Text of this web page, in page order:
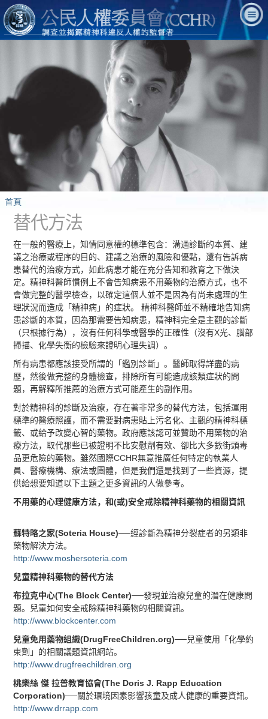
首頁
替代方法
在一般的醫療上，知情同意權的標準包含：溝通診斷的本質、建
議之治療或程序的目的、建議之治療的風險和優點，還有告訴病
患替代的治療方式，如此病患才能在充分告知和教育之下做決
定。精神科醫師慣例上不會告知病患不用藥物的治療方式，也不
會做完整的醫學檢查，以確定這個人並不是因為有尚未處理的生
理狀況而造成「精神病」的症狀。
精神科醫師並不精確地告知病
患診斷的本質，因為那需要告知病患，精神科完全是主觀的診斷
（只根據行為），沒有任何科學或醫學的正確性（沒有X光、腦部
掃描、化學失衡的檢驗來證明心理失調）。
所有病患都應該接受所謂的「鑑別診斷」。醫師取得詳盡的病
歷，然後做完整的身體檢查，排除所有可能造成該類症狀的問
題，再解釋所推薦的治療方式可能產生的副作用。
對於精神科的診斷及治療，存在著非常多的替代方法，包括運用
標準的醫療照護，而不需要對病患貼上污名化、主觀的精神科標
籤、或給予改變心智的藥物。政府應該認可並贊助不用藥物的治
療方法，取代那些已被證明不比安慰劑有效、卻比大多數街頭毒
品更危險的藥物。雖然國際CCHR無意推廣任何特定的執業人
員、醫療機構、療法或團體，但是我們還是找到了一些資源，提
供給想要知道以下主題之更多資訊的人做參考。
不用藥的心理健康方法，和(或)安全戒除精神科藥物的相關資訊
蘇特略之家(Soteria House)──經診斷為精神分裂症者的另類非
藥物解決方法。
http://www.moshersoteria.com
兒童精神科藥物的替代方法
布拉克中心(The Block Center)──發現並治療兒童的潛在健康問
題。兒童如何安全戒除精神科藥物的相關資訊。
http://www.blockcenter.com
兒童免用藥物組織(DrugFreeChildren.org)──兒童使用「化學約
束劑」的相關議題資訊網站。
http://www.drugfreechildren.org
桃樂絲 傑 拉普教育協會(The Doris J. Rapp Education
Corporation)──關於環境因素影響孩童及成人健康的重要資訊。
http://www.drrapp.com